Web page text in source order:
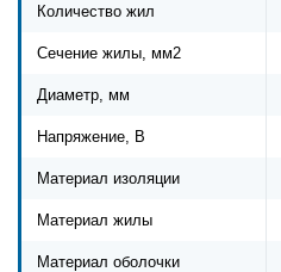
Количество жил
Сечение жилы, мм2
Диаметр, мм
Напряжение, В
Материал изоляции
Материал жилы
Материал оболочки